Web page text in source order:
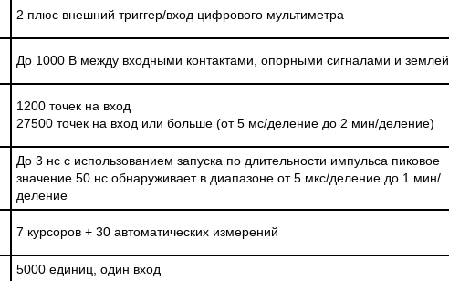
2 плюс внешний триггер/вход цифрового мультиметра
До 1000 В между входными контактами, опорными сигналами и землей
1200 точек на вход
27500 точек на вход или больше (от 5 мс/деление до 2 мин/деление)
До 3 нс с использованием запуска по длительности импульса пиковое
значение 50 нс обнаруживает в диапазоне от 5 мкс/деление до 1 мин/
деление
7 курсоров + 30 автоматических измерений
5000 единиц, один вход